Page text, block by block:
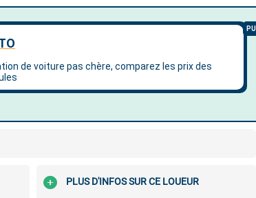
PLUS D'INFOS SUR CE LOUEUR